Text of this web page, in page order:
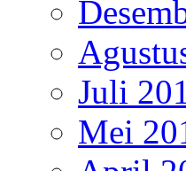
Juli
Mei